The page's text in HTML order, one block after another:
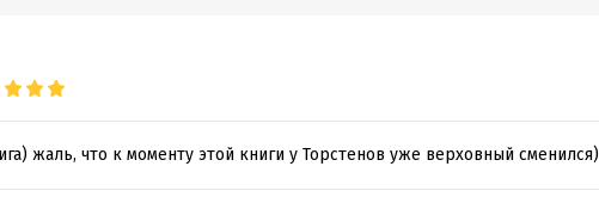
жаль, что к моменту этой книги у Торстенов уже верховный сменился)